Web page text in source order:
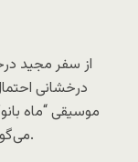
از سفر مجید
درخشانی
موسیقی “ماه
می‌گوید ممنوع‌الخروجی درخشانی به ما ربطی ندارد.